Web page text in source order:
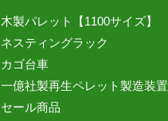
木製パレット【1100サイズ】
ネスティングラック
カゴ台車
一億社製再生ペレット製造装置
セール商品